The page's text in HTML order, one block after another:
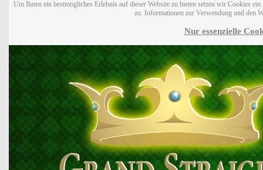
Um Ihnen ein bestmögliches Erlebnis auf dieser Website zu bieten setzen wir Cookies
zu. Informationen zur Verwendung und den
Nur essenzielle